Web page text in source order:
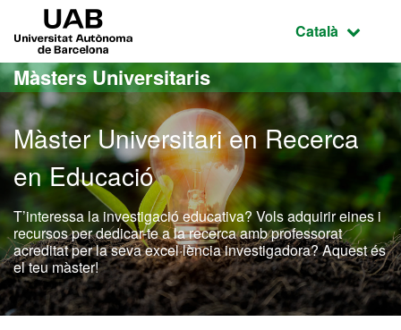
Ves al contingut principal
Ves a la navegació de la pàgina
Idioma
Català
Màsters Universitaris
Màster Universitari en Recerca
en Educació
T’interessa la investigació educativa? Vols adquirir eines i
recursos per dedicar-te a la recerca amb professorat
acreditat per la seva excel·lència investigadora? Aquest és
el teu màster!